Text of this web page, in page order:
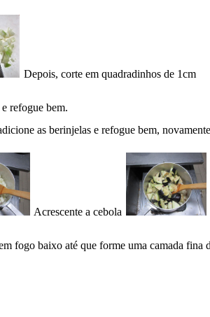
Depois, corte em quadradinhos de 1cm
refogue bem.
as berinjelas e refogue bem,
Acrescente a cebola
fogo baixo até que forme uma camada